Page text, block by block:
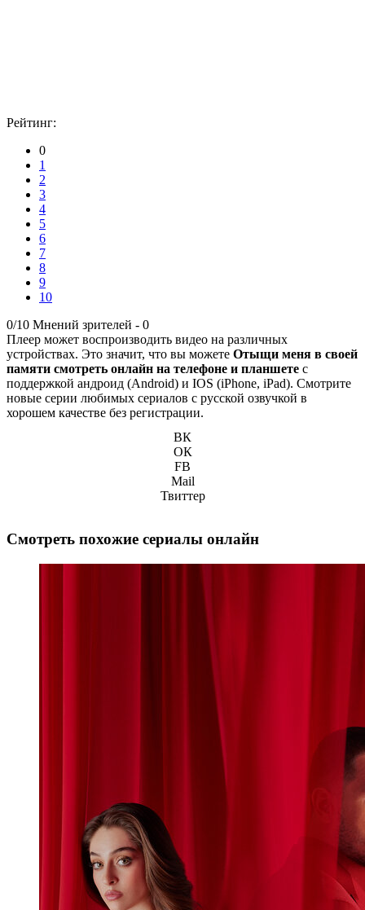
Рейтинг:
0
1
2
3
4
5
6
7
8
9
10
0/10 Мнений зрителей - 0
Плеер может воспроизводить видео на различных
устройствах. Это значит, что вы можете Отыщи меня в своей
памяти смотреть онлайн на телефоне и планшете с
поддержкой андроид (Android) и IOS (iPhone, iPad). Смотрите
новые серии любимых сериалов с русской озвучкой в
хорошем качестве без регистрации.
ВК
ОК
FB
Mail
Твиттер
Смотреть похожие сериалы онлайн